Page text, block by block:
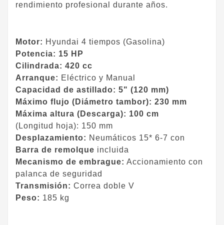
rendimiento profesional durante años.
Motor: Hyundai 4 tiempos (Gasolina)
Potencia: 15 HP
​Cilindrada: 420 cc
Arranque: Eléctrico y Manual
Capacidad de astillado: 5" (120 mm)
​Máximo flujo (Diámetro tambor): 230 mm
Máxima altura (Descarga): 100 cm
​(Longitud hoja): 150 mm
Desplazamiento: Neumáticos 15* 6-7 con
Barra de remolque incluida
Mecanismo de embrague: Accionamiento con
palanca de seguridad
Transmisión: Correa doble V
Peso: 185 kg